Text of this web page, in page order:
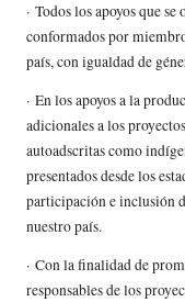
· Todos los apoyos que
conformados por
país, con igualdad de
· En los apoyos a la
adicionales a los
autoadscritas como
presentados desde los
participación e inclusión
nuestro país.
· Con la finalidad de
responsables de los